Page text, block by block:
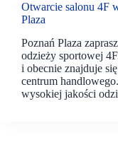
Otwarcie salonu 4F
Plaza
Poznań Plaza
odzieży sportowej
i obecnie znajduje
centrum
wysokiej jakości